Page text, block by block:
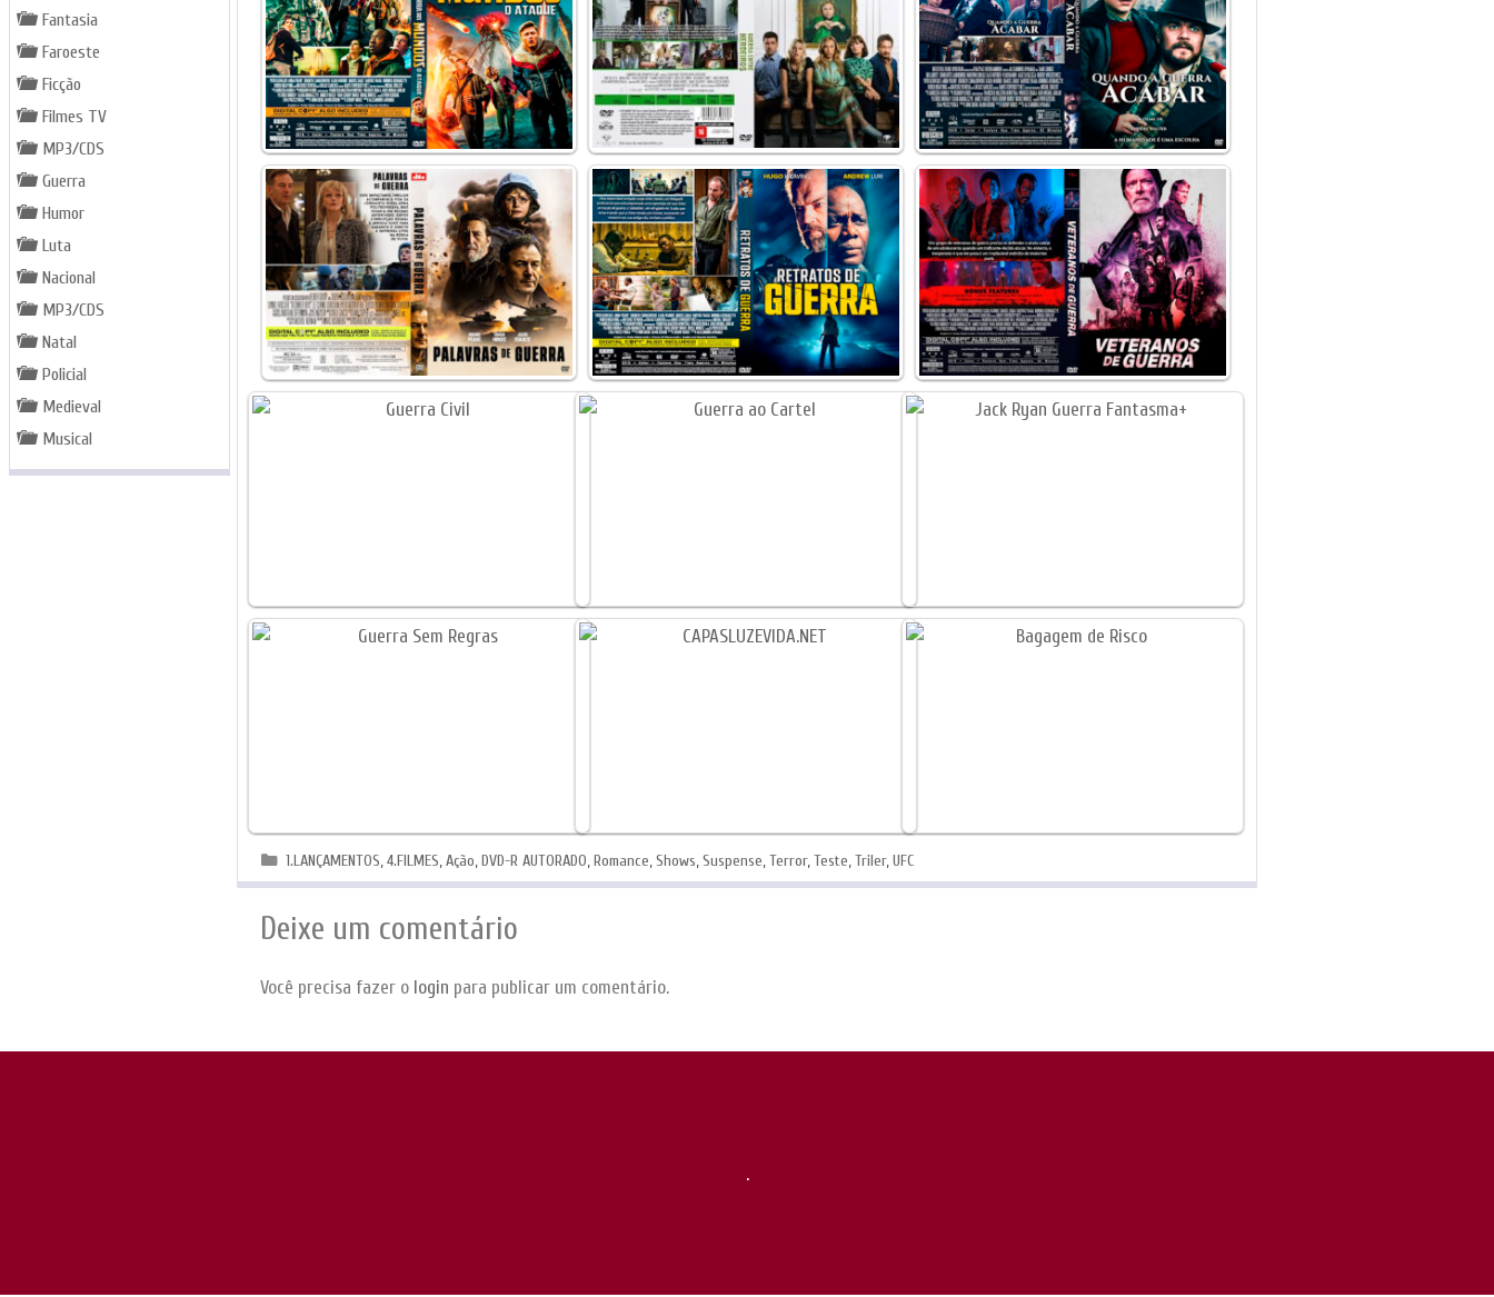
Categorias
1.LANÇAMENTOS,4.FILMES,Ação,DVD-R AUTORADO,Romance,Shows,Suspense,Terror,Teste,Triler,UFC
Deixe um comentário
Você precisa fazer o login para publicar um comentário.
Fantasia
Faroeste
Ficção
Filmes TV
MP3/CDS
Guerra
Humor
Luta
Nacional
MP3/CDS
Natal
Policial
Medieval
Musical
.